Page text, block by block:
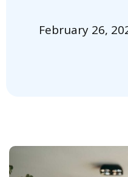
February 26,